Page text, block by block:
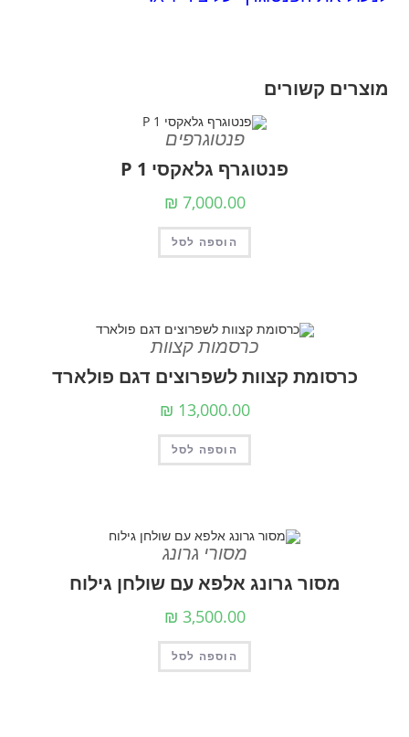
מוצרים קשורים
פנטוגרפים
פנטוגרף גלאקסי P 1
7,000.00
₪
הוספה לסל
כרסמות קצוות
כרסומת קצוות לשפרוצים דגם פולארד
13,000.00
₪
הוספה לסל
מסורי גרונג
מסור גרונג אלפא עם שולחן גילוח
3,500.00
₪
הוספה לסל